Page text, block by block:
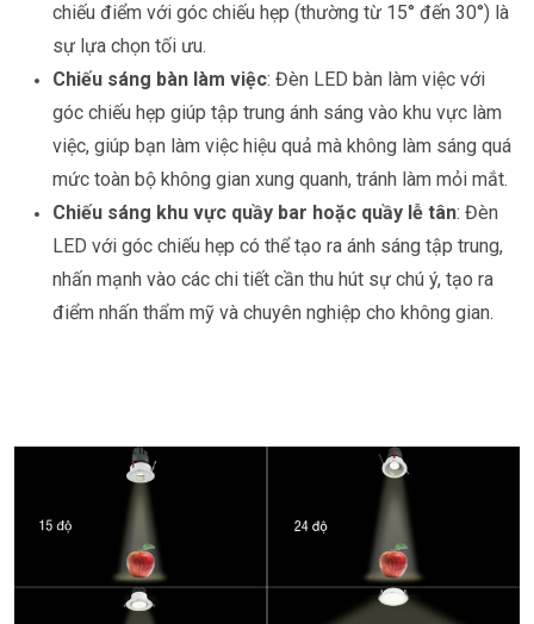
chiếu điểm với góc chiếu hẹp (thường từ 15° đến 30°) là
sự lựa chọn tối ưu.
Chiếu sáng bàn làm việc: Đèn LED bàn làm việc với
góc chiếu hẹp giúp tập trung ánh sáng vào khu vực làm
việc, giúp bạn làm việc hiệu quả mà không làm sáng quá
mức toàn bộ không gian xung quanh, tránh làm mỏi mắt.
Chiếu sáng khu vực quầy bar hoặc quầy lễ tân: Đèn
LED với góc chiếu hẹp có thể tạo ra ánh sáng tập trung,
nhấn mạnh vào các chi tiết cần thu hút sự chú ý, tạo ra
điểm nhấn thẩm mỹ và chuyên nghiệp cho không gian.